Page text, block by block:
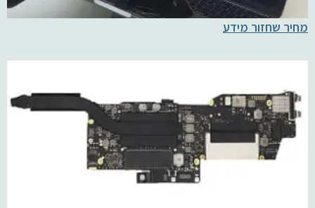
מחיר שחזור מידע